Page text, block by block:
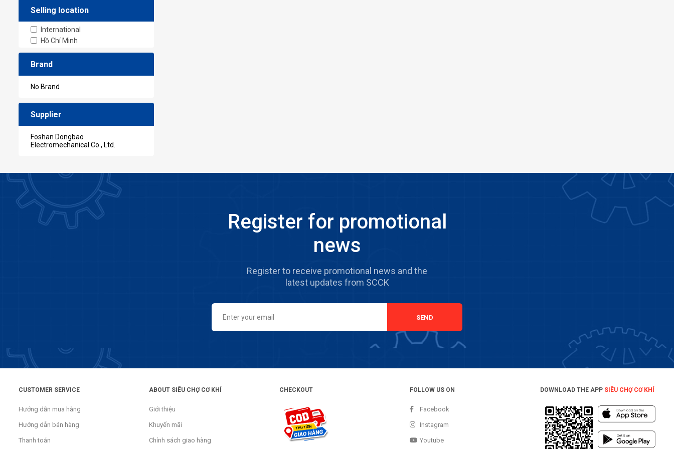
Selling location
International
Hồ Chí Minh
Brand
No Brand
Supplier
Foshan Dongbao
Electromechanical Co., Ltd.
Register for promotional
news
Register to receive promotional news and the
latest updates from SCCK
SEND
CUSTOMER SERVICE
Hướng dẫn mua hàng
Hướng dẫn bán hàng
Thanh toán
ABOUT SIÊU CHỢ CƠ KHÍ
Giới thiệu
Khuyến mãi
Chính sách giao hàng
CHECKOUT FOLLOW US ON
Facebook
Instagram
Youtube
DOWNLOAD THE APP SIÊU CHỢ CƠ KHÍ